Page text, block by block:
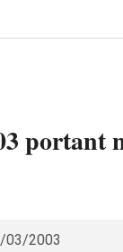
03/2003